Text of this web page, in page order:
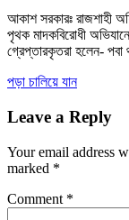
আকাশ সরকারঃ রাজশাহী
পৃথক মাদকবিরোধী
গ্রেপ্তারকৃতরা হলেন-
পড়া চালিয়ে যান
Leave a Reply
Your email address
marked *
Comment *